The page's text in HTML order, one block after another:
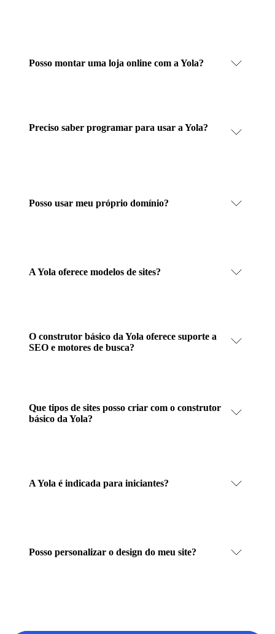
Posso montar uma loja online com a Yola?
Preciso saber programar para usar a Yola?
Posso usar meu próprio domínio?
A Yola oferece modelos de sites?
O construtor básico da Yola oferece suporte a
SEO e motores de busca?
Que tipos de sites posso criar com o construtor
básico da Yola?
A Yola é indicada para iniciantes?
Posso personalizar o design do meu site?